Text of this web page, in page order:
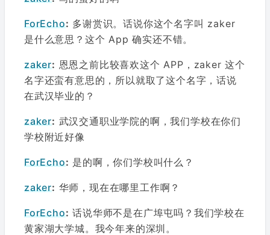
ForEcho: 多谢赏识。话说你这个名字叫 zaker
是什么意思？这个 App 确实还不错。
zaker: 恩恩之前比较喜欢这个 APP，zaker 这个
名字还蛮有意思的，所以就取了这个名字，话说
在武汉毕业的？
zaker: 武汉交通职业学院的啊，我们学校在你们
学校附近好像
ForEcho: 是的啊，你们学校叫什么？
zaker: 华师，现在在哪里工作啊？
ForEcho: 话说华师不是在广埠屯吗？我们学校在
黄家湖大学城。我今年来的深圳。